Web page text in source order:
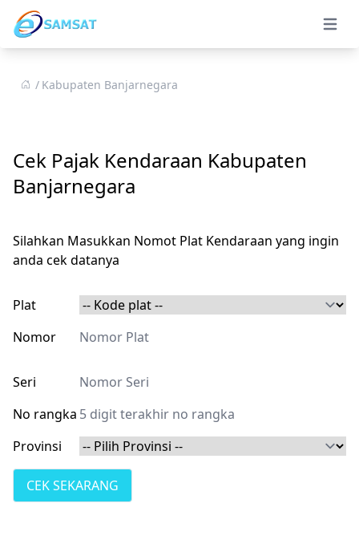
Open
Kabupaten Banjarnegara
Cek Pajak Kendaraan Kabupaten
Banjarnegara
Silahkan Masukkan Nomot Plat Kendaraan yang ingin
anda cek datanya
Plat
Nomor
Seri
No rangka
Provinsi